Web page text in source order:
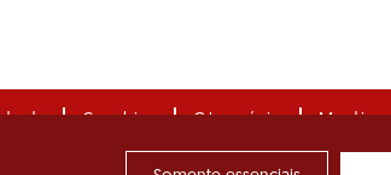
Cookies Glossário Media